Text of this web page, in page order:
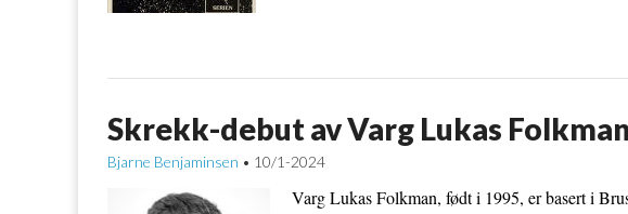
Skrekk-debut av Varg Lukas
Bjarne Benjaminsen • 10/1-2024
Varg Lukas Folkman, født i 1995, er basert i